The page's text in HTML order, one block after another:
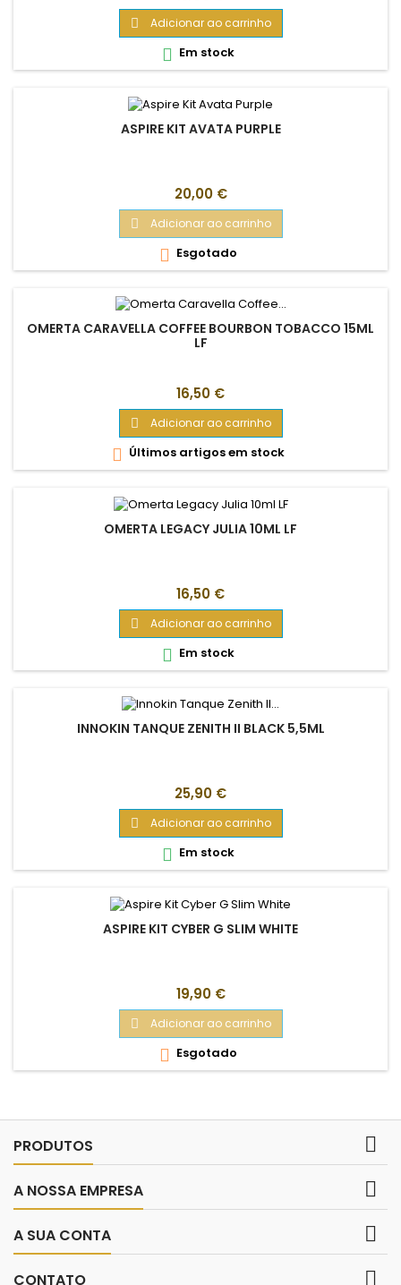
 Adicionar ao carrinho
 Em stock
ASPIRE KIT AVATA PURPLE
Preço
20,00 €
 Adicionar ao carrinho
 Esgotado
OMERTA CARAVELLA COFFEE BOURBON TOBACCO 15ML
LF
Preço
16,50 €
 Adicionar ao carrinho
 Últimos artigos em stock
OMERTA LEGACY JULIA 10ML LF
Preço
16,50 €
 Adicionar ao carrinho
 Em stock
INNOKIN TANQUE ZENITH II BLACK 5,5ML
Preço
25,90 €
 Adicionar ao carrinho
 Em stock
ASPIRE KIT CYBER G SLIM WHITE
Preço
19,90 €
 Adicionar ao carrinho
 Esgotado
PRODUTOS 
A NOSSA EMPRESA 
A SUA CONTA 
CONTATO 